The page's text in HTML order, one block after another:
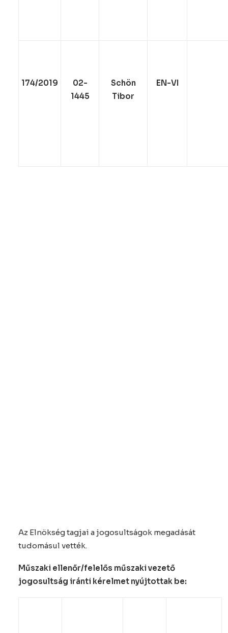
174/2019
02-
1445
Schön
Tibor
EN-VI
Az Elnökség tagjai a jogosultságok megadását
tudomásul vették.
Műszaki ellenőr/felelős műszaki vezető
jogosultság iránti kérelmet nyújtottak be: